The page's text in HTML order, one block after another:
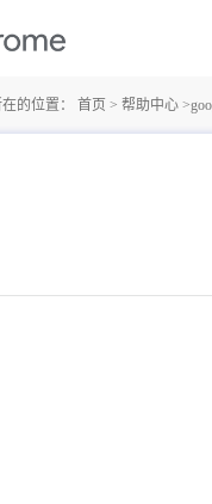
的位置： 首页 > 帮助中心 >